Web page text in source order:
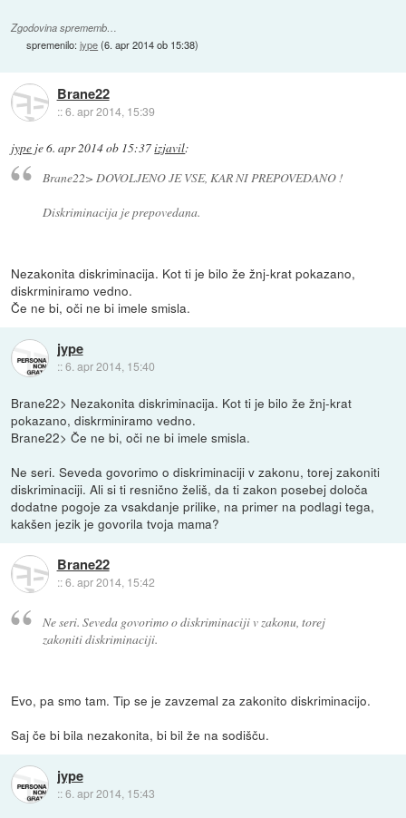
Zgodovina sprememb…
spremenilo:jype(6. apr 2014 ob 15:38)
Brane22
::6. apr 2014, 15:39
jype je6. apr 2014 ob 15:37izjavil:
Brane22> DOVOLJENO JE VSE, KAR NI PREPOVEDANO !
Diskriminacija je prepovedana.
Nezakonita diskriminacija. Kot ti je bilo že žnj-krat pokazano,
diskrminiramo vedno.
Če ne bi, oči ne bi imele smisla.
jype
::6. apr 2014, 15:40
Brane22> Nezakonita diskriminacija. Kot ti je bilo že žnj-krat
pokazano, diskrminiramo vedno.
Brane22> Če ne bi, oči ne bi imele smisla.
Ne seri. Seveda govorimo o diskriminaciji v zakonu, torej zakoniti
diskriminaciji. Ali si ti resnično želiš, da ti zakon posebej določa
dodatne pogoje za vsakdanje prilike, na primer na podlagi tega,
kakšen jezik je govorila tvoja mama?
Brane22
::6. apr 2014, 15:42
Ne seri. Seveda govorimo o diskriminaciji v zakonu, torej
zakoniti diskriminaciji.
Evo, pa smo tam. Tip se je zavzemal za zakonito diskriminacijo.
Saj če bi bila nezakonita, bi bil že na sodišču.
jype
::6. apr 2014, 15:43